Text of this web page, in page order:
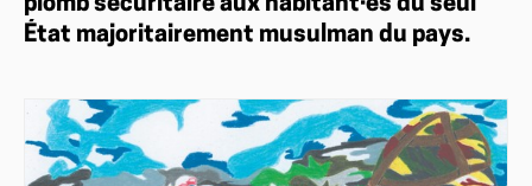
plomb sécuritaire aux habitant·es du seul
État majoritairement musulman du pays.